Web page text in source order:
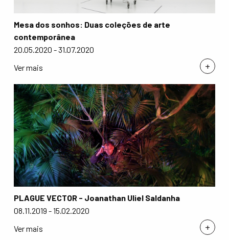
+
Mesa dos sonhos: Duas coleções de arte
contemporânea
20.05.2020 - 31.07.2020
Ver mais
+
PLAGUE VECTOR - Joanathan Uliel Saldanha
08.11.2019 - 15.02.2020
Ver mais